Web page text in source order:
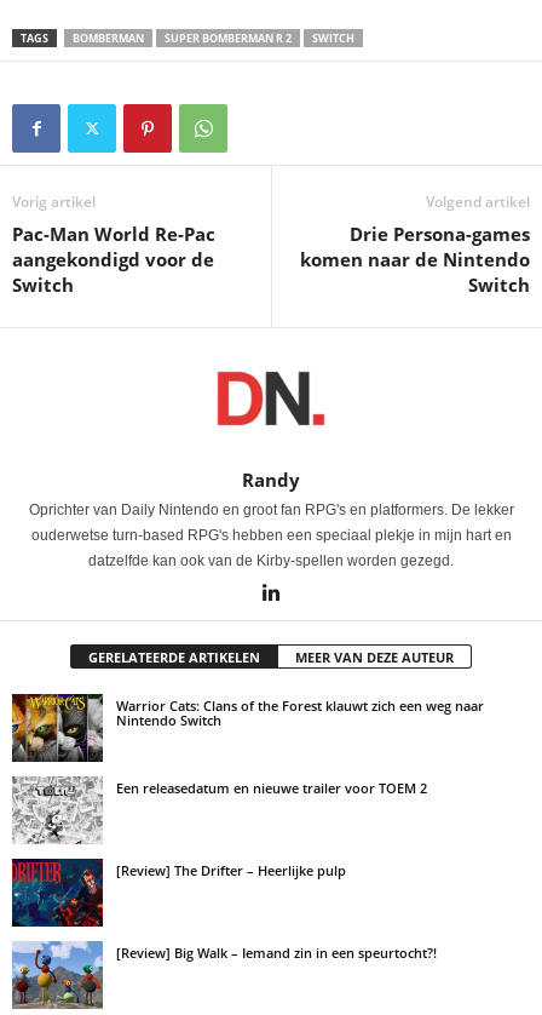
TAGS BOMBERMAN SUPER BOMBERMAN R 2 SWITCH
Vorig artikel
Pac-Man World Re-Pac
aangekondigd voor de
Switch
Volgend artikel
Drie Persona-games
komen naar de Nintendo
Switch
Randy
Oprichter van Daily Nintendo en groot fan RPG's en platformers. De lekker
ouderwetse turn-based RPG's hebben een speciaal plekje in mijn hart en
datzelfde kan ook van de Kirby-spellen worden gezegd.
GERELATEERDE ARTIKELEN MEER VAN DEZE AUTEUR
Warrior Cats: Clans of the Forest klauwt zich een weg naar
Nintendo Switch
Een releasedatum en nieuwe trailer voor TOEM 2
[Review] The Drifter – Heerlijke pulp
[Review] Big Walk – Iemand zin in een speurtocht?!